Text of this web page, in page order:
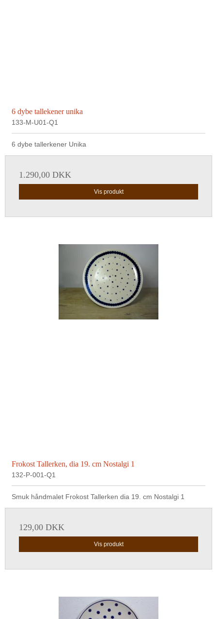
6 dybe tallekener unika
133-M-U01-Q1
6 dybe tallerkener Unika
1.290,00 DKK
Vis produkt
Frokost Tallerken, dia 19. cm Nostalgi 1
132-P-001-Q1
Smuk håndmalet Frokost Tallerken dia 19. cm Nostalgi 1
129,00 DKK
Vis produkt